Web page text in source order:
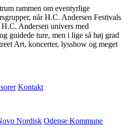
rammen om eventyrlige
når H.C. Andersen Festivals
Andersen univers med
guidede ture, men i lige så høj grad
Art, koncerter, lysshow og meget
Kontakt
Nordisk Odense Kommune